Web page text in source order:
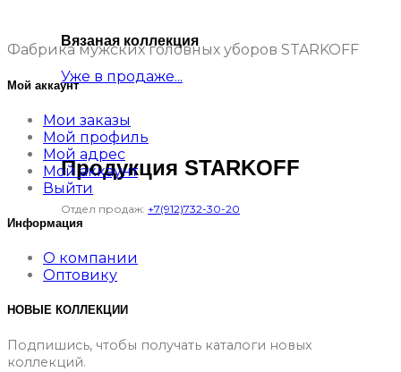
Вязаная коллекция
Уже в продаже...
Продукция STARKOFF
Отдел продаж: +7(912)732-30-20
Фабрика мужских головных уборов STARKOFF
Мой аккаунт
Мои заказы
Мой профиль
Мой адрес
Мой аккаунт
Выйти
Информация
О компании
Оптовику
НОВЫЕ КОЛЛЕКЦИИ
Подпишись, чтобы получать каталоги новых
коллекций.